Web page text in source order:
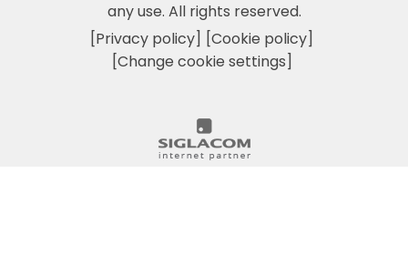
any use. All rights reserved.
[Privacy policy] [Cookie policy]
[Change cookie settings]